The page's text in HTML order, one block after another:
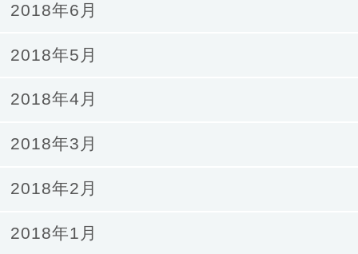
2018年6月
2018年5月
2018年4月
2018年3月
2018年2月
2018年1月